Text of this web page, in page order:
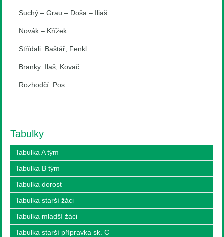
Suchý – Grau – Doša – Iliaš
Novák – Křížek
Střídali: Baštář, Fenkl
Branky: Ilaš, Kovač
Rozhodčí: Pos
Tabulky
Tabulka A tým
Tabulka B tým
Tabulka dorost
Tabulka starší žáci
Tabulka mladší žáci
Tabulka starší přípravka sk. C